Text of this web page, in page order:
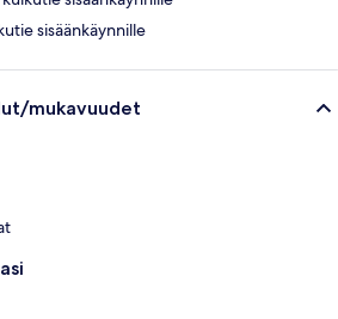
sisäänkäynnille
mukavuudet